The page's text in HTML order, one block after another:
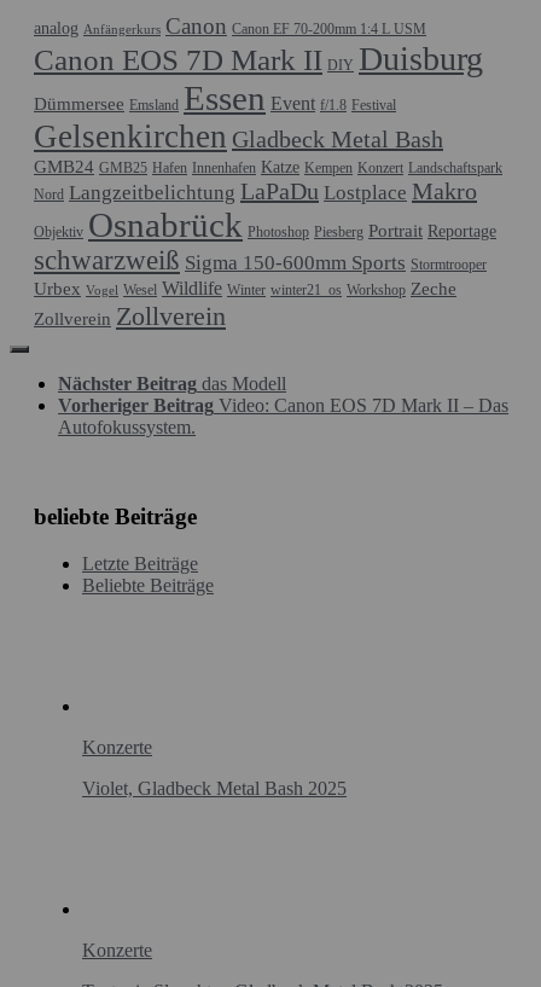
analog Anfängerkurs Canon Canon EF 70-200mm 1:4 L USM
Canon EOS 7D Mark II DIY Duisburg
Dümmersee Emsland Essen Event f/1.8 Festival
Gelsenkirchen Gladbeck Metal Bash
GMB24 GMB25 Hafen Innenhafen Katze Kempen Konzert Landschaftspark
Nord Langzeitbelichtung LaPaDu Lostplace Makro
Objektiv Osnabrück Photoshop Piesberg Portrait Reportage
schwarzweiß Sigma 150-600mm Sports Stormtrooper
Urbex Vogel Wesel Wildlife Winter winter21_os Workshop Zeche
Zollverein Zollverein
Nächster Beitrag das Modell
Vorheriger Beitrag Video: Canon EOS 7D Mark II – Das
Autofokussystem.
beliebte Beiträge
Letzte Beiträge
Beliebte Beiträge
Konzerte
Violet, Gladbeck Metal Bash 2025
Konzerte